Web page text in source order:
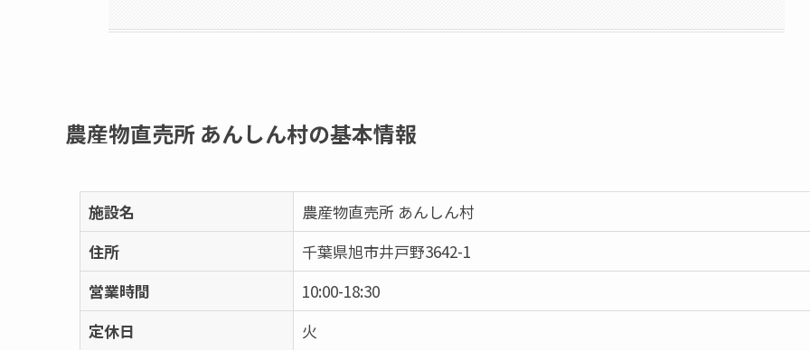
農産物直売所 あんしん村の基本情報
施設名
農産物直売所 あんしん村
住所
千葉県旭市井戸野3642-1
営業時間
10:00-18:30
定休日
火